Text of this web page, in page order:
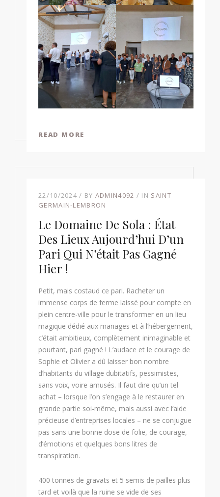
READ MORE
22/10/2024 BY ADMIN4092 IN SAINT-
GERMAIN-LEMBRON
Le Domaine De Sola : État
Des Lieux Aujourd’hui D’un
Pari Qui N’était Pas Gagné
Hier !
Petit, mais costaud ce pari. Racheter un
immense corps de ferme laissé pour compte en
plein centre-ville pour le transformer en un lieu
magique dédié aux mariages et à l’hébergement,
c’était ambitieux, complètement inimaginable et
pourtant, pari gagné ! L’audace et le courage de
Sophie et Olivier a dû laisser bon nombre
d’habitants du village dubitatifs, pessimistes,
sans voix, voire amusés. Il faut dire qu’un tel
achat – lorsque l’on s’engage à le restaurer en
grande partie soi-même, mais aussi avec l’aide
précieuse d’entreprises locales – ne se conjugue
pas sans une bonne dose de folie, de courage,
d’émotions et quelques bons litres de
transpiration.
400 tonnes de gravats et 5 semis de pailles plus
tard et voilà que la ruine se vide de ses